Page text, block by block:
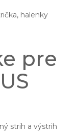
halenky
pre
strih a výstrih